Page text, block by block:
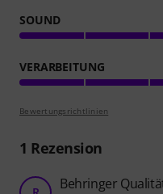
SOUND
VERARBEITUNG
Bewertungsrichtlinien
1 Rezension
Behringer